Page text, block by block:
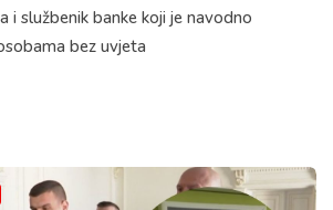
i službenik banke koji je navodno
bez uvjeta